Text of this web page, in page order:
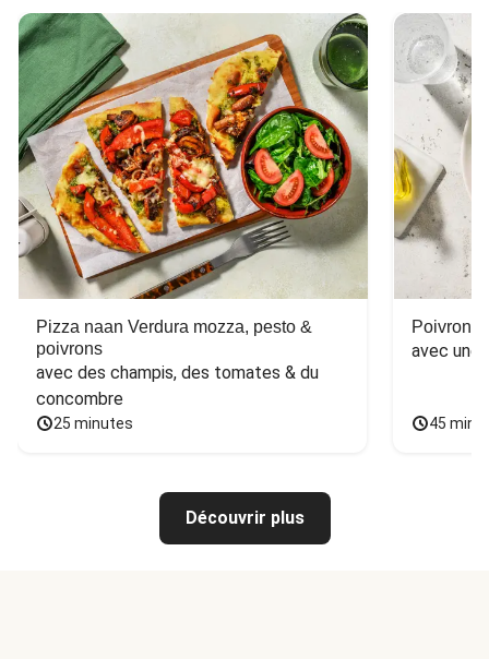
Pizza naan Verdura mozza, pesto &
poivrons
avec des champis, des tomates & du
concombre
25 minutes
Poivron
avec une
45
Découvrir plus